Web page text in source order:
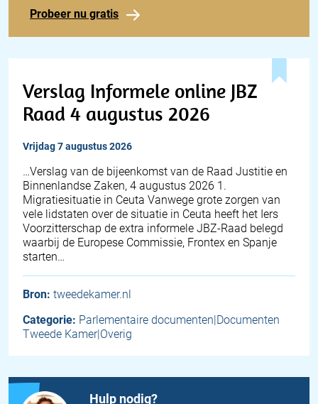
Probeer nu gratis
Verslag Informele online JBZ
Raad 4 augustus 2026
vrijdag 7 augustus 2026
… Verslag van de bijeenkomst van de Raad Justitie en
Binnenlandse Zaken, 4 augustus 2026 1.
Migratiesituatie in Ceuta Vanwege grote zorgen van
vele lidstaten over de situatie in Ceuta heeft het Iers
Voorzitterschap de extra informele JBZ-Raad belegd
waarbij de Europese Commissie, Frontex en Spanje
starten…
Bron: tweedekamer.nl
Categorie: Parlementaire documenten|Documenten
Tweede Kamer|Overig
Hulp nodig?